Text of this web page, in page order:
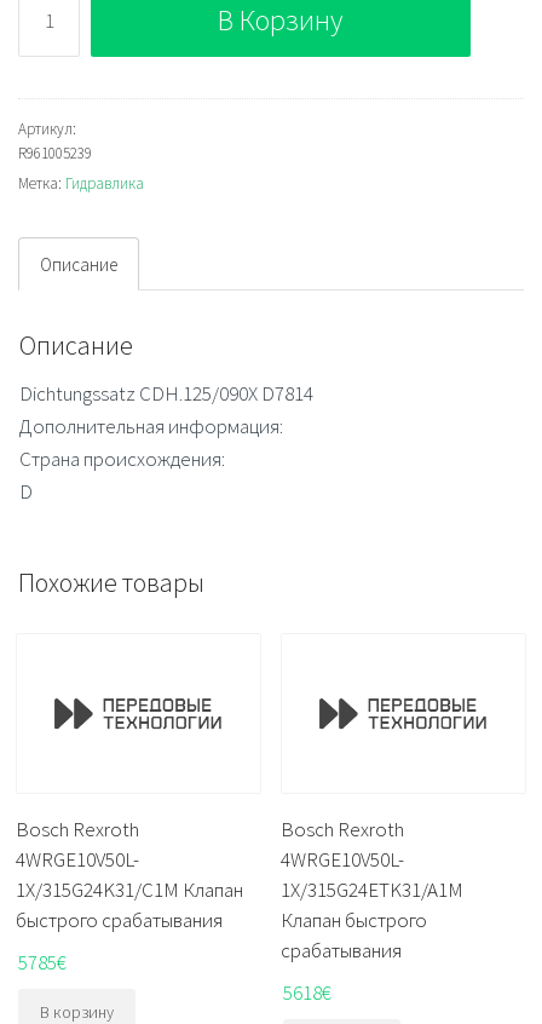
Bosch
Rexroth
CDH.125/090X
D7814
Seal
kit
В Корзину
Артикул:
R961005239
Метка: Гидравлика
Описание
Описание
Dichtungssatz CDH.125/090X D7814
Дополнительная информация:
Страна происхождения:
D
Похожие товары
Bosch Rexroth
4WRGE10V50L-
1X/315G24K31/C1M Клапан
быстрого срабатывания
5785€
В корзину
Bosch Rexroth
4WRGE10V50L-
1X/315G24ETK31/A1M
Клапан быстрого
срабатывания
5618€